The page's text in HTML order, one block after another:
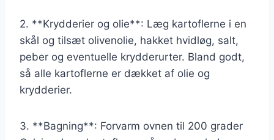
2. **Krydderier og olie**: Læg kartoflerne i en
skål og tilsæt olivenolie, hakket hvidløg, salt,
peber og eventuelle krydderurter. Bland godt,
så alle kartoflerne er dækket af olie og
krydderier.
3. **Bagning**: Forvarm ovnen til 200 grader